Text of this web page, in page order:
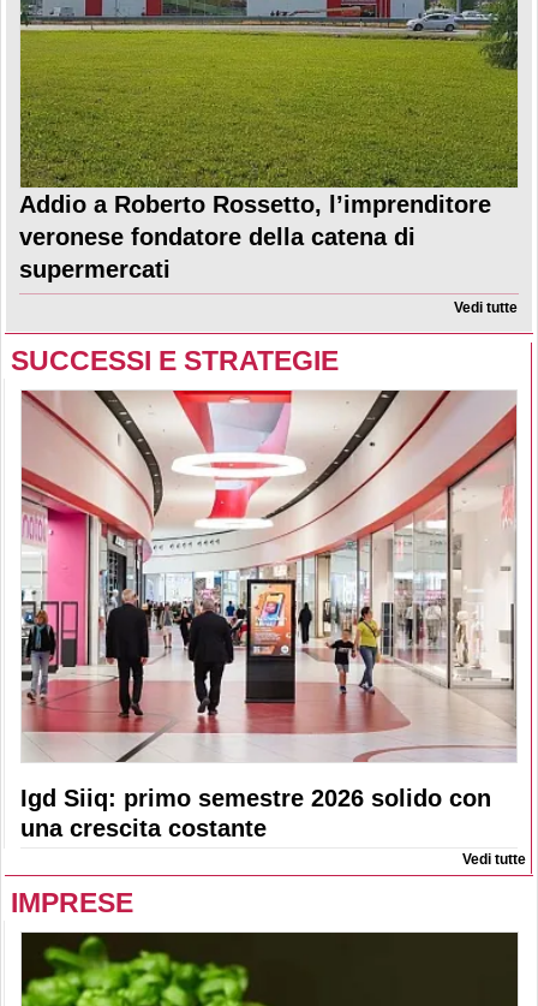
Addio a Roberto Rossetto, l’imprenditore
veronese fondatore della catena di
supermercati
Vedi tutte
SUCCESSI E STRATEGIE
Igd Siiq: primo semestre 2026 solido con
una crescita costante
Vedi tutte
IMPRESE